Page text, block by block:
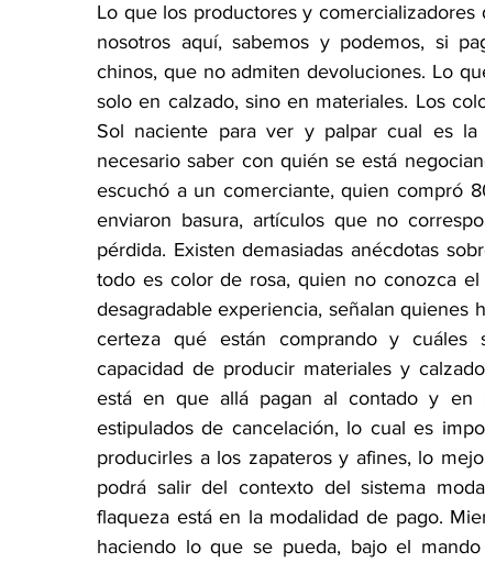
Lo que los productores y
nosotros aquí, sabemos y podemos, si
chinos, que no admiten devoluciones. Lo
solo en calzado, sino en materiales. Los
Sol naciente para ver y palpar cual es la
necesario saber con quién se está
escuchó a un comerciante, quien compró
enviaron basura, artículos que no
pérdida. Existen demasiadas anécdotas
todo es color de rosa, quien no conozca
desagradable experiencia, señalan quienes
certeza qué están comprando y cuáles
capacidad de producir materiales y
está en que allá pagan al contado y en
estipulados de cancelación, lo cual es
producirles a los zapateros y afines, lo
podrá salir del contexto del sistema
flaqueza está en la modalidad de pago.
haciendo lo que se pueda, bajo el